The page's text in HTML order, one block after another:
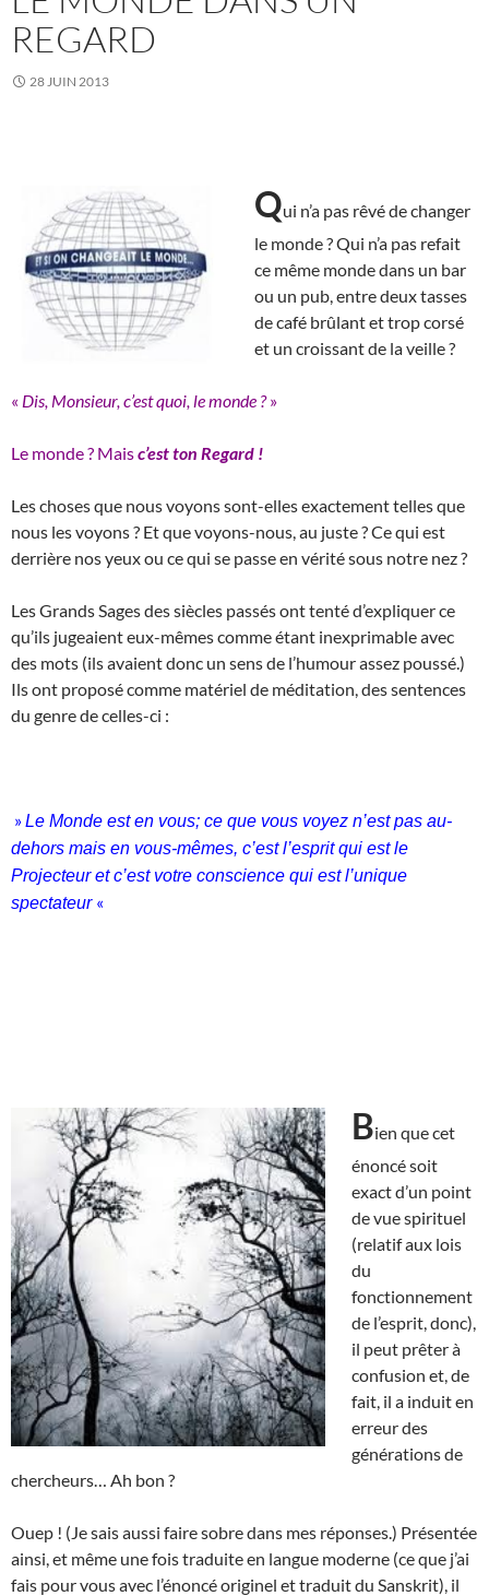
REGARD
28 JUIN 2013
Qui n’a pas rêvé de changer
le monde ? Qui n’a pas refait
ce même monde dans un bar
ou un pub, entre deux tasses
de café brûlant et trop corsé
et un croissant de la veille ?
« Dis, Monsieur, c’est quoi, le monde ?»
Le monde ? Maisc’estton Regard !
Les choses que nous voyons sont-elles exactement telles que
nous les voyons ? Et que voyons-nous, au juste ? Ce qui est
derrière nos yeux ou ce qui se passe en vérité sous notre nez ?
Les Grands Sages des siècles passés ont tenté d’expliquer ce
qu’ils jugeaient eux-mêmes comme étant inexprimable avec
des mots (ils avaient donc un sens de l’humour assez poussé.)
Ils ont proposé comme matériel de méditation, des sentences
du genre de celles-ci :
»Le Monde est en vous; ce que vous voyez n’est pas au-
dehors mais en vous-mêmes, c’est l’esprit qui est le
Projecteur et c’est votre conscience qui est l’unique
spectateur «
Bien que cet
énoncé soit
exact d’un point
de vue spirituel
(relatif aux lois
du
fonctionnement
de l’esprit, donc),
il peut prêter à
confusion et, de
fait, il a induit en
erreur des
générations de
chercheurs… Ah bon ?
Ouep ! (Je sais aussi faire sobre dans mes réponses.) Présentée
ainsi, et même une fois traduite en langue moderne (ce que j’ai
fais pour vous avec l’énoncé originel et traduit du Sanskrit), il